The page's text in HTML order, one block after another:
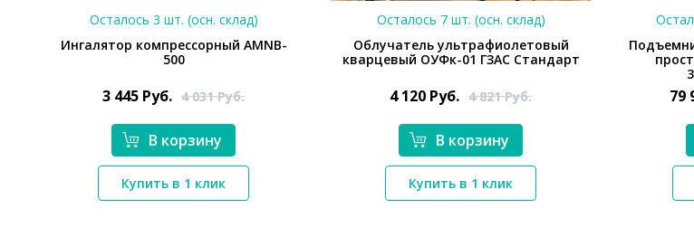
*}
Осталось 3 шт. (осн. склад)
Ингалятор компрессорный AMNB-
500
3 445 Руб. 4 031Руб.
В корзину
Купить в 1 клик
Осталось 7 шт. (осн. склад)
Облучатель ультрафиолетовый
кварцевый ОУФк-01 ГЗАС Стандарт
4 120 Руб. 4 821Руб.
В корзину
Купить в 1 клик
79